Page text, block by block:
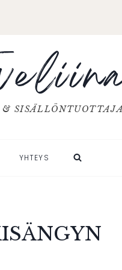
&
YHTEYS